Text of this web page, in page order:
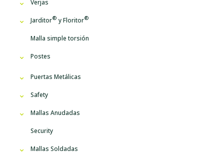
Verjas
Jarditor yFloritor
Malla simple torsión
Postes
Puertas Metálicas
Safety
Mallas Anudadas
Security
Mallas Soldadas